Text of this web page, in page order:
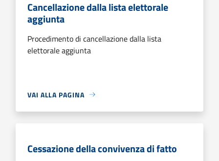
Cancellazione dalla lista elettorale
aggiunta
Procedimento di cancellazione dalla lista
elettorale aggiunta
VAI ALLA PAGINA
Cessazione della convivenza di fatto